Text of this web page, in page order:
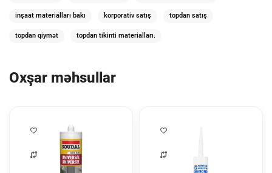
inşaat materialları bakı korporativ satış topdan satış
topdan qiymət topdan tikinti materialları.
Oxşar məhsullar